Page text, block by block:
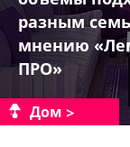
разным
мнению
ПРО»
Дом